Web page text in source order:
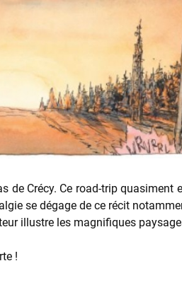
Crécy. Ce road-trip
se dégage de ce récit
illustre les magnifiques
!